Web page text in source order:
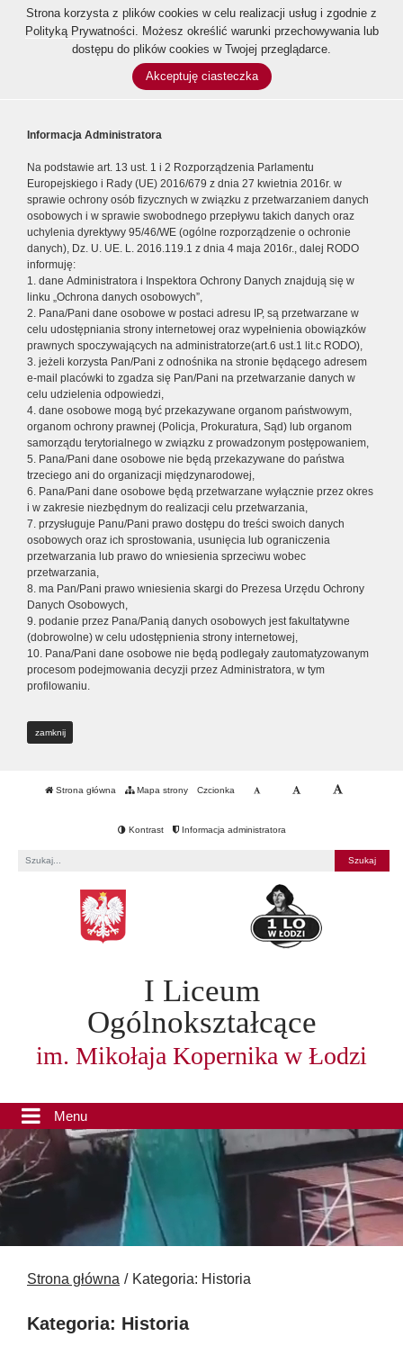
Strona korzysta z plików cookies w celu realizacji usług i zgodnie z
Polityką Prywatności. Możesz określić warunki przechowywania lub
dostępu do plików cookies w Twojej przeglądarce.
Akceptuję ciasteczka
Informacja Administratora
Na podstawie art. 13 ust. 1 i 2 Rozporządzenia Parlamentu
Europejskiego i Rady (UE) 2016/679 z dnia 27 kwietnia 2016r. w
sprawie ochrony osób fizycznych w związku z przetwarzaniem danych
osobowych i w sprawie swobodnego przepływu takich danych oraz
uchylenia dyrektywy 95/46/WE (ogólne rozporządzenie o ochronie
danych), Dz. U. UE. L. 2016.119.1 z dnia 4 maja 2016r., dalej RODO
informuję:
1. dane Administratora i Inspektora Ochrony Danych znajdują się w
linku „Ochrona danych osobowych”,
2. Pana/Pani dane osobowe w postaci adresu IP, są przetwarzane w
celu udostępniania strony internetowej oraz wypełnienia obowiązków
prawnych spoczywających na administratorze(art.6 ust.1 lit.c RODO),
3. jeżeli korzysta Pan/Pani z odnośnika na stronie będącego adresem
e-mail placówki to zgadza się Pan/Pani na przetwarzanie danych w
celu udzielenia odpowiedzi,
4. dane osobowe mogą być przekazywane organom państwowym,
organom ochrony prawnej (Policja, Prokuratura, Sąd) lub organom
samorządu terytorialnego w związku z prowadzonym postępowaniem,
5. Pana/Pani dane osobowe nie będą przekazywane do państwa
trzeciego ani do organizacji międzynarodowej,
6. Pana/Pani dane osobowe będą przetwarzane wyłącznie przez okres
i w zakresie niezbędnym do realizacji celu przetwarzania,
7. przysługuje Panu/Pani prawo dostępu do treści swoich danych
osobowych oraz ich sprostowania, usunięcia lub ograniczenia
przetwarzania lub prawo do wniesienia sprzeciwu wobec
przetwarzania,
8. ma Pan/Pani prawo wniesienia skargi do Prezesa Urzędu Ochrony
Danych Osobowych,
9. podanie przez Pana/Panią danych osobowych jest fakultatywne
(dobrowolne) w celu udostępnienia strony internetowej,
10. Pana/Pani dane osobowe nie będą podlegały zautomatyzowanym
procesom podejmowania decyzji przez Administratora, w tym
profilowaniu.
zamknij
Strona główna Mapa strony Czcionka
Kontrast Informacja administratora
I Liceum
Ogólnokształcące
im. Mikołaja Kopernika w Łodzi
Menu
Strona główna Kategoria: Historia
Kategoria: Historia